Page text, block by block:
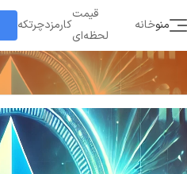
چرتکهکارمزد
قیمت
لحظه‌ای
خانهمنو